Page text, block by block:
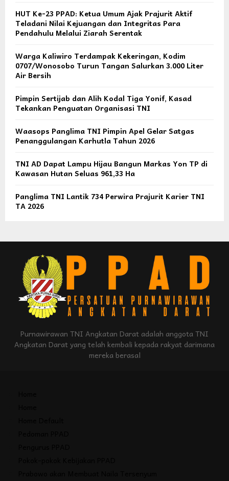
HUT Ke-23 PPAD: Ketua Umum Ajak Prajurit Aktif
Teladani Nilai Kejuangan dan Integritas Para
Pendahulu Melalui Ziarah Serentak
Warga Kaliwiro Terdampak Kekeringan, Kodim
0707/Wonosobo Turun Tangan Salurkan 3.000 Liter
Air Bersih
Pimpin Sertijab dan Alih Kodal Tiga Yonif, Kasad
Tekankan Penguatan Organisasi TNI
Waasops Panglima TNI Pimpin Apel Gelar Satgas
Penanggulangan Karhutla Tahun 2026
TNI AD Dapat Lampu Hijau Bangun Markas Yon TP di
Kawasan Hutan Seluas 961,33 Ha
Panglima TNI Lantik 734 Perwira Prajurit Karier TNI
TA 2026
Purnawirawan TNI Angkatan Darat adalah anggota TNI
Angkatan Darat yang telah kembali kepada rakyat darimana
mereka berasal